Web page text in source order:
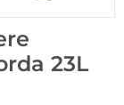
23L